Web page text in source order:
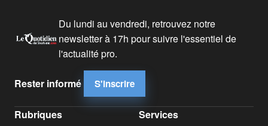
Du lundi au vendredi, retrouvez notre
newsletter à 17h pour suivre l'essentiel de
l'actualité pro.
Rester informé S'inscrire
Rubriques Services